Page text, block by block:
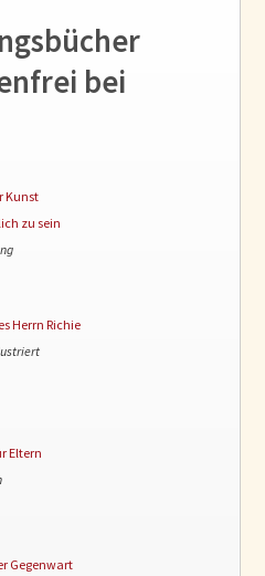
bei
Kunst
zu sein
Herrn Richie
Eltern
Gegenwart